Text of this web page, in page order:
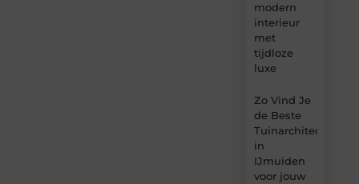
modern
interieur
met
tijdloze
luxe
Zo Vind Je
de Beste
Tuinarchitect
in
IJmuiden
voor jouw